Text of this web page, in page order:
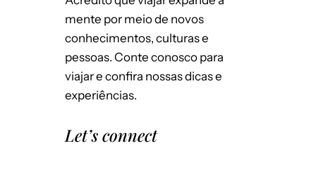
Salvar meus dados neste navegador
para a próxima vez que eu comentar.
mente por meio de novos
conhecimentos, culturas e
pessoas. Conte conosco para
viajar e confira nossas dicas e
experiências.
Let’s connect